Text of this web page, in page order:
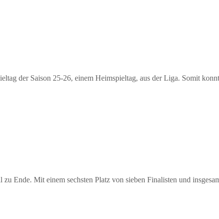
der Saison 25-26, einem Heimspieltag, aus der Liga. Somit
Ende. Mit einem sechsten Platz von sieben Finalisten und